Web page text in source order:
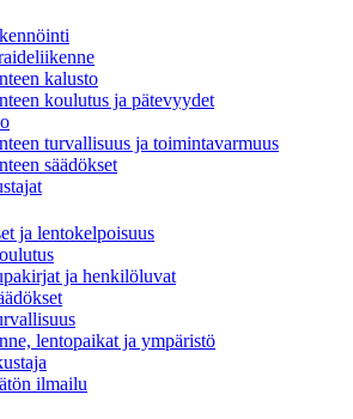
kalusto
koulutus ja pätevyydet
turvallisuus ja toimintavarmuus
säädökset
ja lentokelpoisuus
ja henkilöluvat
lentopaikat ja ympäristö
ilmailu